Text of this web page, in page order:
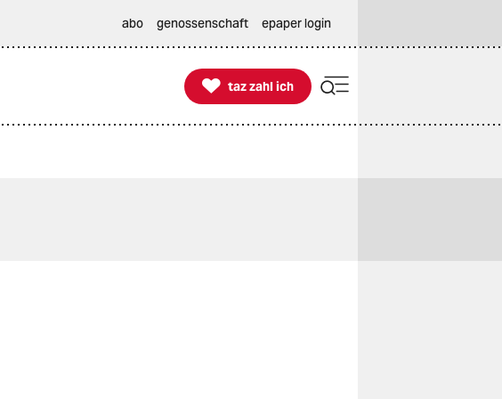
abo genossenschaft epaper login

taz zahl ich
taz zahl ich